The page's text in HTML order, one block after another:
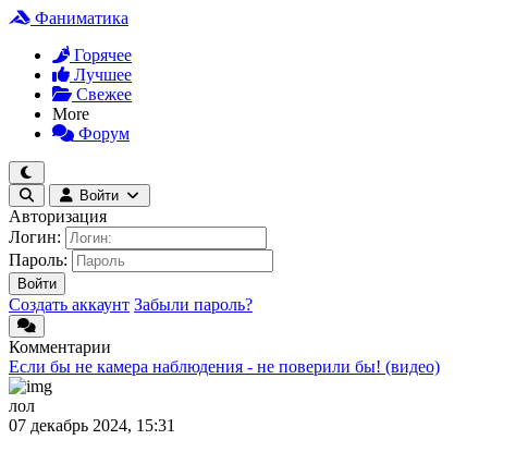
Фаниматика
Горячее
Лучшее
Свежее
More
Форум
Войти
Авторизация
Логин:
Пароль:
Войти
Создать аккаунт Забыли пароль?
Комментарии
Если бы не камера наблюдения - не поверили бы! (видео)
лол
07 декабрь 2024, 15:31